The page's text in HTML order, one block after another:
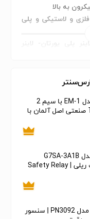
فلزی و لاستیکی و پلی
پلی یورتان- لاینر
ترموستات JUMO مدل EM-1 با سیم 2
متری | Thermostat صنعتی اصل آلمان با
رله ایمنی OMRON مدل G7SA-3A1B
24VDC همراه سوکت ریلی | Safety Relay
پرشر ترانسمیتر IFM مدل PN3092 | سنسور